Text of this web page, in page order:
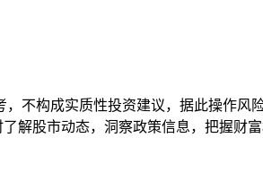
不构成实质性投资建议，据此操作风
解股市动态，洞察政策信息，把握财富